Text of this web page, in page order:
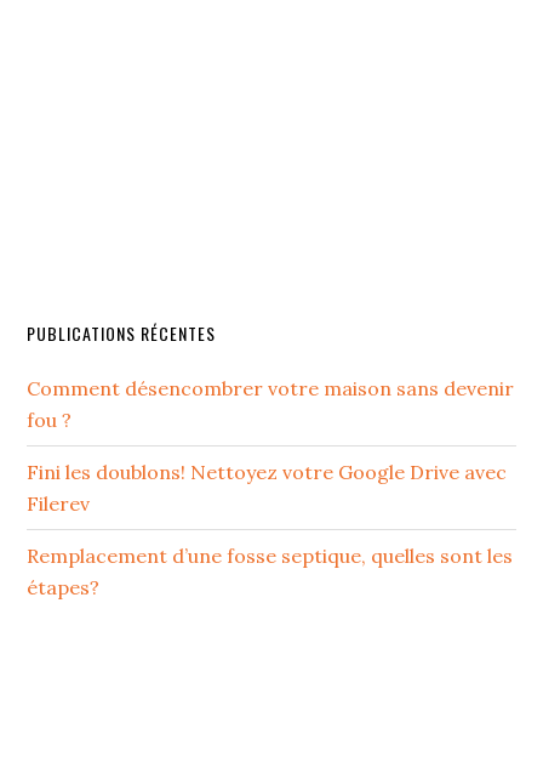
PUBLICATIONS RÉCENTES
Comment désencombrer votre maison sans devenir
fou ?
Fini les doublons! Nettoyez votre Google Drive avec
Filerev
Remplacement d’une fosse septique, quelles sont les
étapes?